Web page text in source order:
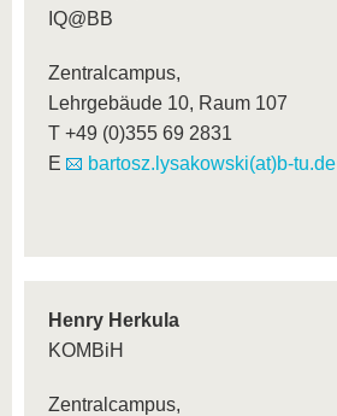
IQ@BB
Zentralcampus,
Lehrgebäude 10, Raum 107
T +49 (0)355 69 2831
E
bartosz.lysakowski(at)b-tu.de
Henry Herkula
KOMBiH
Zentralcampus,